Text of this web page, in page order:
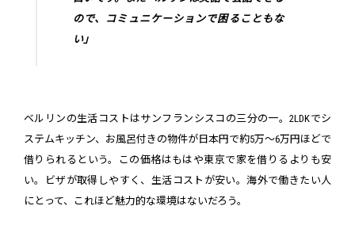
ので、コミュニケーションで困ることもな
い」
ベルリンの生活コストはサンフランシスコの三分の一。2LDKでシ
ステムキッチン、お風呂付きの物件が日本円で約5万〜6万円ほどで
借りられるという。この価格はもはや東京で家を借りるよりも安
い。ビザが取得しやすく、生活コストが安い。海外で働きたい人
にとって、これほど魅力的な環境はないだろう。